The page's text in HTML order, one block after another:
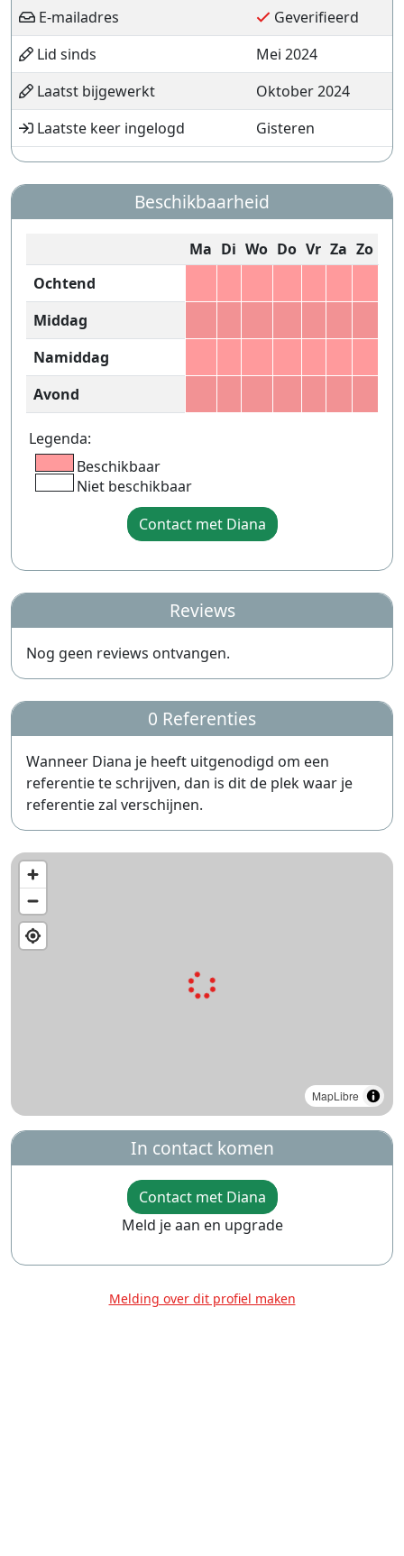
E-mailadres
Geverifieerd
Lid sinds
Mei 2024
Laatst bijgewerkt
Oktober 2024
Laatste keer ingelogd
Gisteren
Beschikbaarheid
Ma Di Wo Do Vr Za Zo
Ochtend
Middag
Namiddag
Avond
Legenda:
Beschikbaar
Niet beschikbaar
Contact met Diana
Reviews
Nog geen reviews ontvangen.
0 Referenties
Wanneer Diana je heeft uitgenodigd om een
referentie te schrijven, dan is dit de plek waar je
referentie zal verschijnen.
MapLibre
In contact komen
Contact met Diana
Meld je aan en upgrade
Melding over dit profiel maken